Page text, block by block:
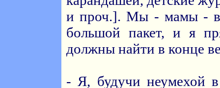
и проч.]. Мы - мамы -
большой пакет, и я
должны найти в конце
- Я, будучи неумехой